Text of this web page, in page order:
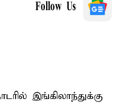
Follow Us
இங்கிலாந்துக்கு